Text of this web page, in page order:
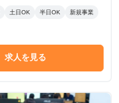
土日OK 半日OK 新規事業
求人を見る